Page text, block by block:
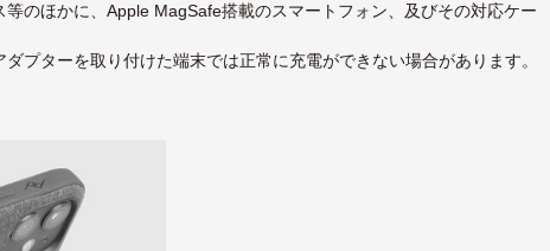
のほかに、Apple MagSafe搭載のスマートフォン、及びその対応ケー
プターを取り付けた端末では正常に充電ができない場合があります。